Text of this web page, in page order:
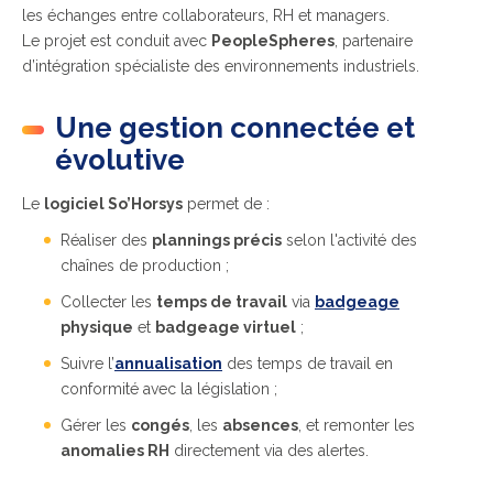
les échanges entre collaborateurs, RH et managers.
Le projet est conduit avec PeopleSpheres , partenaire
d’intégration spécialiste des environnements industriels.
Une gestion connectée et
évolutive
Le logiciel So’Horsys permet de :
Réaliser des plannings précis selon l'activité des
chaînes de production ;
Collecter les temps de travail via badgeage
physique et badgeage virtuel ;
Suivre l’annualisation des temps de travail en
conformité avec la législation ;
Gérer les congés , les absences , et remonter les
anomalies RH directement via des alertes.